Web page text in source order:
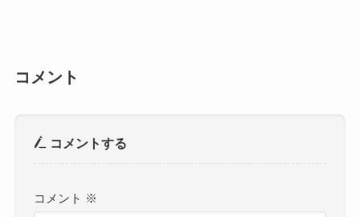
コメント
コメントする
コメント ※